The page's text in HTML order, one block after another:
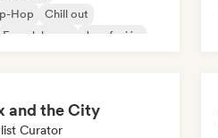
Hop
Chill out
French house
Jazz fusión
and the City
Curator